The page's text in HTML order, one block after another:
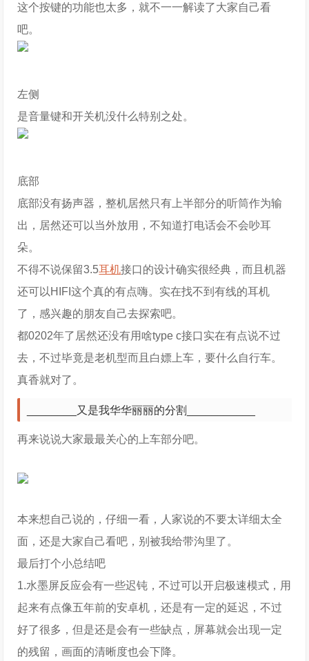
这个按键的功能也太多，就不一一解读了大家自己看
吧。
左侧
是音量键和开关机没什么特别之处。
底部
底部没有扬声器，整机居然只有上半部分的听筒作为输
出，居然还可以当外放用，不知道打电话会不会吵耳
朵。
不得不说保留3.5耳机接口的设计确实很经典，而且机器
还可以HIFI这个真的有点嗨。实在找不到有线的耳机
了，感兴趣的朋友自己去探索吧。
都0202年了居然还没有用啥type c接口实在有点说不过
去，不过毕竟是老机型而且白嫖上车，要什么自行车。
真香就对了。
________又是我华华丽丽的分割___________
再来说说大家最最关心的上车部分吧。
本来想自己说的，仔细一看，人家说的不要太详细太全
面，还是大家自己看吧，别被我给带沟里了。
最后打个小总结吧
1.水墨屏反应会有一些迟钝，不过可以开启极速模式，用
起来有点像五年前的安卓机，还是有一定的延迟，不过
好了很多，但是还是会有一些缺点，屏幕就会出现一定
的残留，画面的清晰度也会下降。